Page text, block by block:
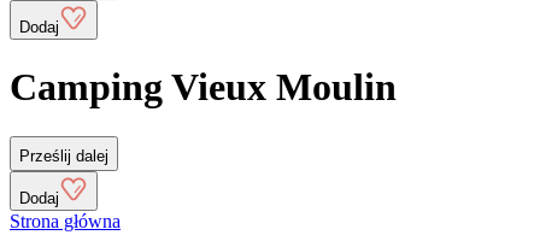
Dodaj
Camping Vieux Moulin
Prześlij dalej
Dodaj
Strona główna